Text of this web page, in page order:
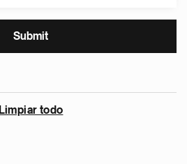
Limpiar todo